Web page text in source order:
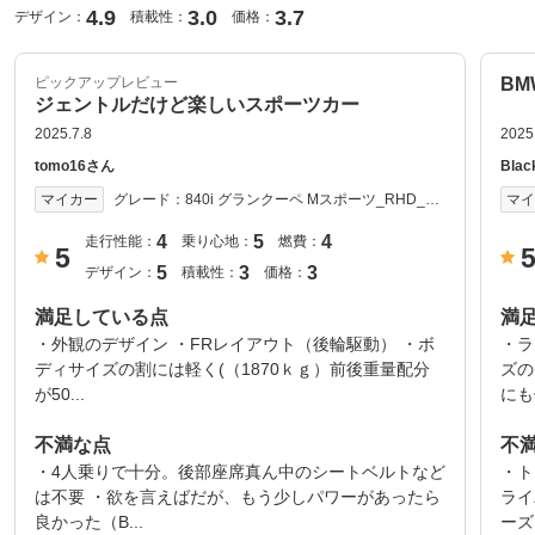
デザイン： 4.9 積載性： 3.0 価格： 3.7
ピックアップレビュー
ジェントルだけど楽しいスポーツカー
2025.7.8
tomo16さん
マイカー
グレード： 840i グランクーペ Mスポーツ_RHD_4
5
走行性能： 4 乗り心地： 5 燃費： 4
デザイン： 5 積載性： 3 価格： 3
満足している点
・外観のデザイン ・FRレイアウト（後輪駆動） ・ボ
ディサイズの割には軽く(（1870ｋｇ）前後重量配分
が50...
不満な点
・4人乗りで十分。後部座席真ん中のシートベルトなど
は不要 ・欲を言えばだが、もう少しパワーがあったら
良かった（B...
マ
満
・
ズ
に
不
・
ラ
ー